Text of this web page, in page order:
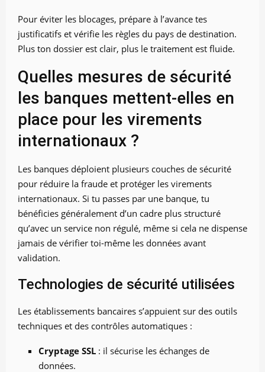
Pour éviter les blocages, prépare à l’avance tes
justificatifs et vérifie les règles du pays de destination.
Plus ton dossier est clair, plus le traitement est fluide.
Quelles mesures de sécurité
les banques mettent-elles en
place pour les virements
internationaux ?
Les banques déploient plusieurs couches de sécurité
pour réduire la fraude et protéger les virements
internationaux. Si tu passes par une banque, tu
bénéficies généralement d’un cadre plus structuré
qu’avec un service non régulé, même si cela ne dispense
jamais de vérifier toi-même les données avant
validation.
Technologies de sécurité utilisées
Les établissements bancaires s’appuient sur des outils
techniques et des contrôles automatiques :
Cryptage SSL : il sécurise les échanges de
données.